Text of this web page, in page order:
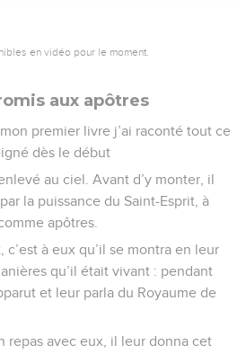
en vidéo pour le moment.
aux apôtres
premier livre j’ai raconté tout ce
dès le début
au ciel. Avant d’y monter, il
la puissance du Saint-Esprit, à
apôtres.
c’est à eux qu’il se montra en leur
qu’il était vivant : pendant
et leur parla du Royaume de
repas avec eux, il leur donna cet